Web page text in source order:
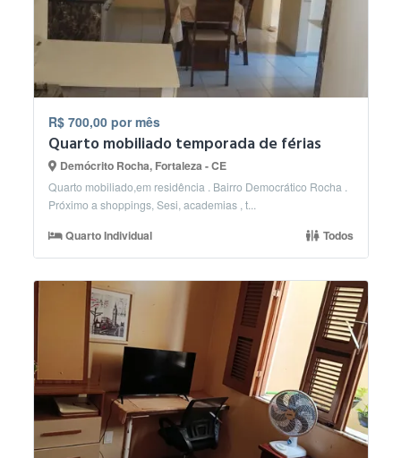
R$ 700,00 por mês
Quarto mobiliado temporada de férias
Demócrito Rocha, Fortaleza - CE
Quarto mobiliado,em residência . Bairro Democrático Rocha .
Próximo a shoppings, Sesi, academias , t...
Quarto Individual Todos